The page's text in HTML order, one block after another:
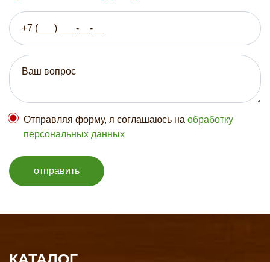
Отправляя форму, я соглашаюсь на обработку
персональных данных
отправить